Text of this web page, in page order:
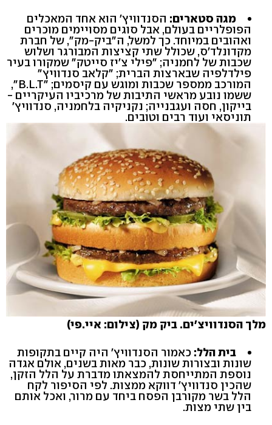
מגה סטארים: הסנדוויץ' הוא אחד המאכלים
הפופלריים בעולם, אבל סוגים מסויימים מוכרים
ואהובים במיוחד. כך למשל, ה"ביק-מק", של חברת
מקדונלד'ס, שכולל שתי קציצות המבורגר ושלוש
שכבות של לחמניה; "פילי צ'יז סייטק" שמקורו בעיר
פילדלפיה שבארצות הברית; "קלאב סנדוויץ"
המורכב ממספר שכבות ומוגש עם קיסמים; "B.L.T",
ששמו נובע מראשי התיבות של מרכיביו העיקריים -
בייקון, חסה ועגבנייה; נקניקיה בלחמניה, סנדוויץ'
תוניסאי ועוד רבים וטובים.
מלך הסנדוויצ'ים. ביק מק (צילום: איי.פי)
בית הלל: כאמור הסנדוויץ' היה קיים בתקופות
שונות ובצורות שונות, כבר מאות בשנים, אולם אגדה
נוספת המתייחסת להמצאתו מדברת על הלל הזקן,
שהכין סנדוויץ' דווקא ממצות. לפי הסיפור לקח
הלל בשר מקורבן הפסח ביחד עם מרור, ואכל אותם
בין שתי מצות.